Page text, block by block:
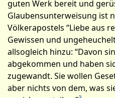
guten Werk bereit und
Glaubensunterweisung ist
Völkerapostels “Liebe aus
Gewissen und
allsogleich hinzu: “Davon
abgekommen und haben
zugewandt. Sie wollen
aber nichts von dem, was